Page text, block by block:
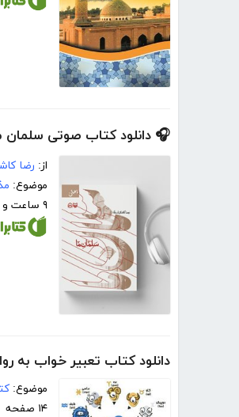
🎧 دانلود کتاب صوتی سلمان
از: رضا
موضوع:
۹ ساعت و ۱۳ دقیقه
دانلود کتاب تعبیر خواب به
موضوع:
۱۴ صفحه